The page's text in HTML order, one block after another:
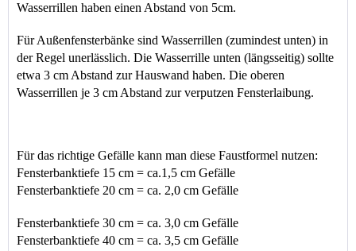
Wasserrillen haben einen Abstand von 5cm.
Für Außenfensterbänke sind Wasserrillen (zumindest unten) in
der Regel unerlässlich. Die Wasserrille unten (längsseitig) sollte
etwa 3 cm Abstand zur Hauswand haben. Die oberen
Wasserrillen je 3 cm Abstand zur verputzen Fensterlaibung.
Für das richtige Gefälle kann man diese Faustformel nutzen:
Fensterbanktiefe 15 cm = ca.1,5 cm Gefälle
Fensterbanktiefe 20 cm = ca. 2,0 cm Gefälle
Fensterbanktiefe 30 cm = ca. 3,0 cm Gefälle
Fensterbanktiefe 40 cm = ca. 3,5 cm Gefälle